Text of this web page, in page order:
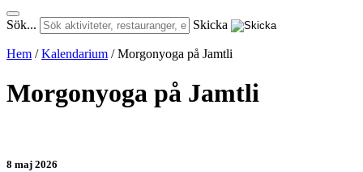
Sök... Skicka
Hem /Kalendarium /Morgonyoga på Jamtli
Morgonyoga på Jamtli
8 maj 2026